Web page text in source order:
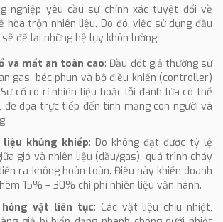
nghiệp yêu cầu sự chính xác tuyệt đối về
trộn nhiên liệu. Do đó, việc sử dụng đầu
để lại những hệ lụy khôn lường:
và mất an toàn cao: Đầu đốt giả thường sử
gas, béc phun và bộ điều khiển (controller)
cố rò rỉ nhiên liệu hoặc lỗi đánh lửa có thể
đe dọa trực tiếp đến tính mạng con người và
khủng khiếp: Do không đạt được tỷ lệ
gió và nhiên liệu (dầu/gas), quá trình cháy
ra không hoàn toàn. Điều này khiến doanh
15% – 30% chi phí nhiên liệu vận hành.
vặt liên tục: Các vật liệu chịu nhiệt,